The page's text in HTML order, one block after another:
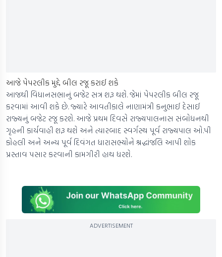
આજે પેપરલીક મુદ્દે બીલ રજૂ કરાઈ શકે
આજથી વિધાનસભાનું બજેટ સત્ર શરૂ થશે. જેમાં પેપરલીક બીલ રજૂ
કરવામાં આવી શકે છે. જ્યારે આવતીકાલે નાણામંત્રી કનુભાઈ દેસાઈ
રાજ્યનું બજેટ રજૂ કરશે. આજે પ્રથમ દિવસે રાજ્યપાલનાસ સંબોધનથી
ગૃહની કાર્યવાહી શરૂ થશે અને ત્યારબાદ સ્વર્ગસ્થ પૂર્વ રાજ્યપાલ ઓ.પી
કોહલી અને અન્ય પૂર્વ દિવંગત ધારાસભ્યોને શ્રદ્ધાંજલિ આપી શોક
પ્રસ્તાવ પસાર કરવાની કામગીરી હાથ ધરશે.
ADVERTISEMENT